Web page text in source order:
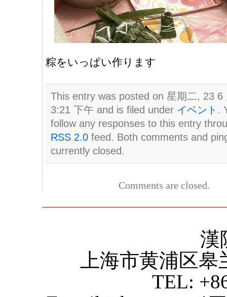
粽をいっぱい作ります
This entry was posted on 星期二, 23 6
3:21 下午 and is filed under イベント .
follow any responses to this entry
RSS 2.0feed. Both comments and
currently closed.
Comments are closed.
漢
上海市黄浦区
TEL: